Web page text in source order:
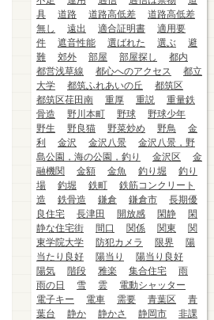
具
道路 道路高低差
道路高低差
無し
遠出 適合証明書
適用要
件
遮音性能 選ばれた 選ぶ
避
難
郊外 部屋 部屋探し
都内
都営浅草線
都心へのアクセス
都立
大学
都筑ふれあいの丘
都筑区
都筑区荏田南
重厚 重説
重量鉄
骨造
野川本町 野球
野球少年
野生
野良猫 野菜炒め 野鳥
金
利
金沢 金沢八景
金沢八景，野
島公園，海の公園，釣り
金沢区
金
融機関
金額 金魚 釣り堀
釣り
場
釣堀 鉄町
鉄筋コンクリート
造
鉄骨造 鎌倉 鎌倉市
長期優
良住宅
長津田 開放感 閑静
閑
静な住宅街
間口 関係 関東
関
東学院大学
防犯カメラ 限界
陽
当たり良好
陽当り
陽当り良好
陽気
階段 雅楽 集合住宅
雨
雨の日
雪 雲
電動シャッター
電子キー
電車 需要 青葉区
青
葉台
静か 静かさ 静岡市
非課